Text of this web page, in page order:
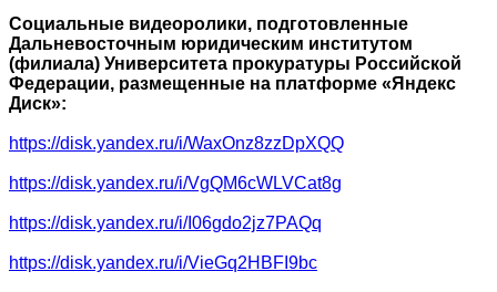
Социальные видеоролики, подготовленные
Дальневосточным юридическим институтом
(филиала) Университета прокуратуры Российской
Федерации, размещенные на платформе «Яндекс
Диск»:
https://disk.yandex.ru/i/WaxOnz8zzDpXQQ
https://disk.yandex.ru/i/VgQM6cWLVCat8g
https://disk.yandex.ru/i/I06gdo2jz7PAQq
https://disk.yandex.ru/i/VieGq2HBFI9bc